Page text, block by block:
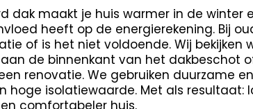
dak maakt je huis warmer in de winter
heeft op de energierekening. Bij
of is het niet voldoende. Wij bekijken
de binnenkant van het dakbeschot
renovatie. We gebruiken duurzame
hoge isolatiewaarde. Met als resultaat:
comfortabeler huis.